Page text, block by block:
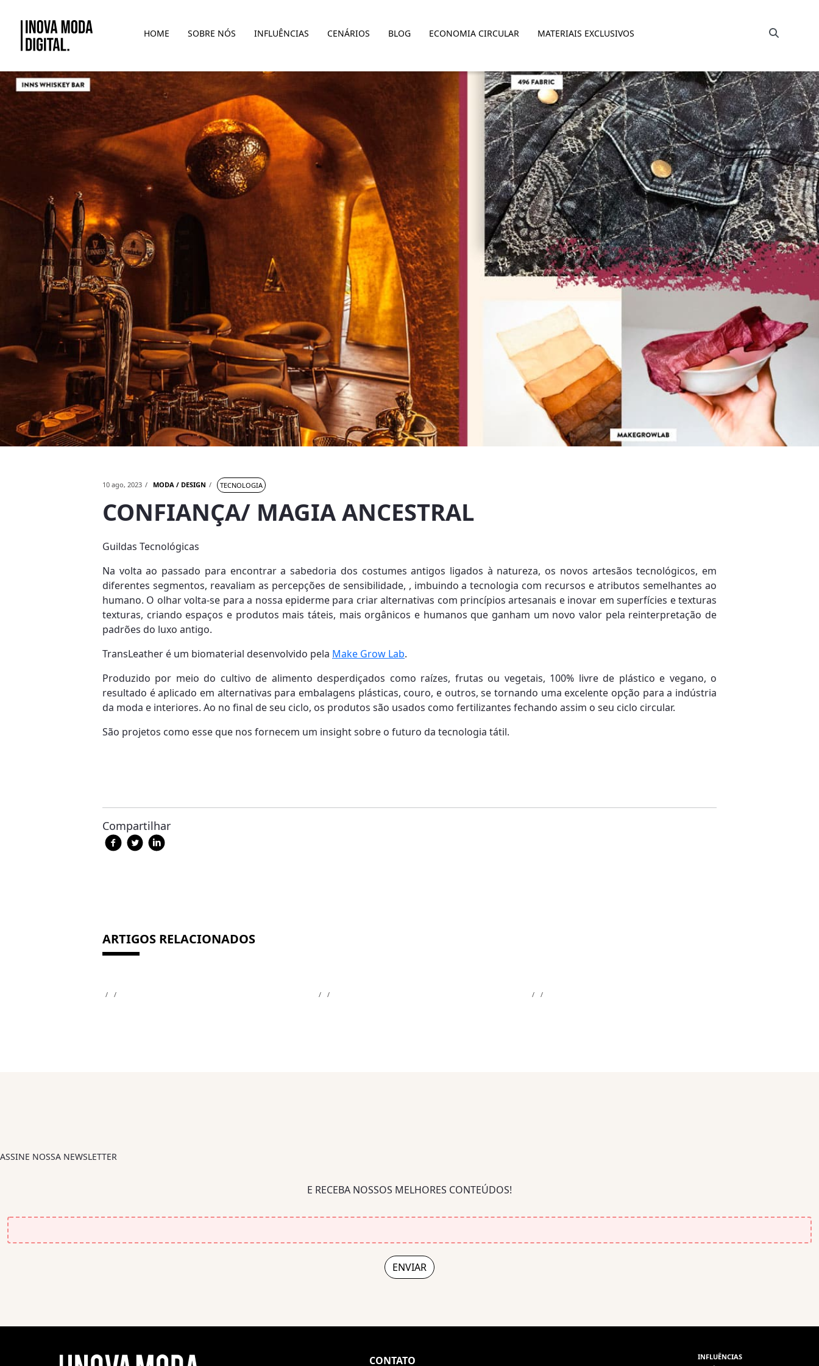
Confiança/ Magia Ancestral
HOME SOBRE NÓS INFLUÊNCIAS CENÁRIOS BLOG ECONOMIA CIRCULAR MATERIAIS EXCLUSIVOS Barra de busca
10 ago, 2023 MODA / DESIGN TECNOLOGIA
CONFIANÇA/ MAGIA ANCESTRAL
Guildas Tecnológicas
Na volta ao passado para encontrar a sabedoria dos costumes antigos ligados à natureza, os novos artesãos tecnológicos, em
diferentes segmentos, reavaliam as percepções de sensibilidade, , imbuindo a tecnologia com recursos e atributos semelhantes ao
humano. O olhar volta-se para a nossa epiderme para criar alternativas com princípios artesanais e inovar em superfícies e texturas
texturas, criando espaços e produtos mais táteis, mais orgânicos e humanos que ganham um novo valor pela reinterpretação de
padrões do luxo antigo.
TransLeather é um biomaterial desenvolvido pela Make Grow Lab.
Produzido por meio do cultivo de alimento desperdiçados como raízes, frutas ou vegetais, 100% livre de plástico e vegano, o
resultado é aplicado em alternativas para embalagens plásticas, couro, e outros, se tornando uma excelente opção para a indústria
da moda e interiores. Ao no final de seu ciclo, os produtos são usados como fertilizantes fechando assim o seu ciclo circular.
São projetos como esse que nos fornecem um insight sobre o futuro da tecnologia tátil.
Compartilhar
ARTIGOS RELACIONADOS
ASSINE NOSSA NEWSLETTER
E RECEBA NOSSOS MELHORES CONTEÚDOS!
CONTATO
INFLUÊNCIAS